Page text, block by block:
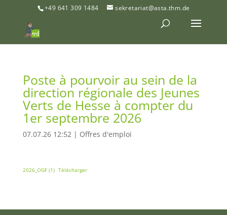
+49 641 309 1484 sekretariat@asta.thm.de
Poste à pourvoir au sein de la
direction régionale des Jeunes
Verts de Hesse à compter du
1er septembre 2026
07.07.26 12:52| Offres d'emploi
2026_OGF (1) Télécharger